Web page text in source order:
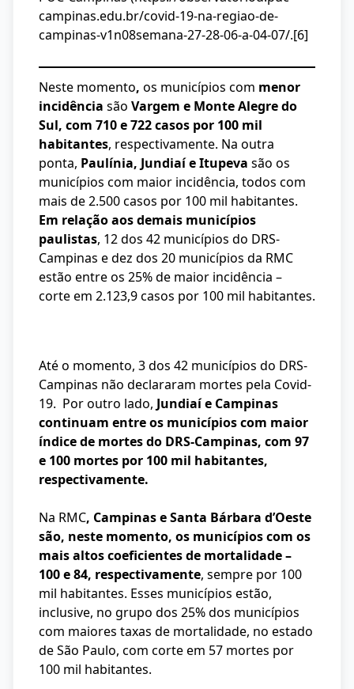
campinas.edu.br/covid-19-na-regiao-de-
campinas-v1n08semana-27-28-06-a-04-07/.[6]
Neste momento, os municípios com menor
incidência são Vargem e Monte Alegre do
Sul, com 710 e 722 casos por 100 mil
habitantes, respectivamente. Na outra
ponta, Paulínia, Jundiaí e Itupeva são os
municípios com maior incidência, todos com
mais de 2.500 casos por 100 mil habitantes.
Em relação aos demais municípios
paulistas, 12 dos 42 municípios do DRS-
Campinas e dez dos 20 municípios da RMC
estão entre os 25% de maior incidência –
corte em 2.123,9 casos por 100 mil habitantes.
Até o momento, 3 dos 42 municípios do DRS-
Campinas não declararam mortes pela Covid-
19. Por outro lado, Jundiaí e Campinas
continuam entre os municípios com maior
índice de mortes do DRS-Campinas, com 97
e 100 mortes por 100 mil habitantes,
respectivamente.
Na RMC, Campinas e Santa Bárbara d’Oeste
são, neste momento, os municípios com os
mais altos coeficientes de mortalidade –
100 e 84, respectivamente, sempre por 100
mil habitantes. Esses municípios estão,
inclusive, no grupo dos 25% dos municípios
com maiores taxas de mortalidade, no estado
de São Paulo, com corte em 57 mortes por
100 mil habitantes.